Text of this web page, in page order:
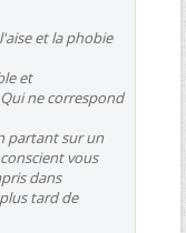
et la phobie
et
ne correspond
partant sur un
vous
dans
tard de